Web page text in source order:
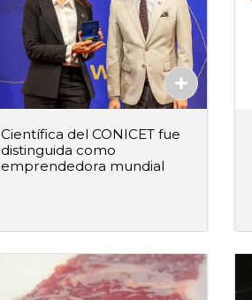
Científica del CONICET fue
distinguida como
emprendedora mundial